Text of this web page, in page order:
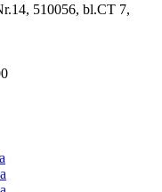
510056, bl.CT 7,